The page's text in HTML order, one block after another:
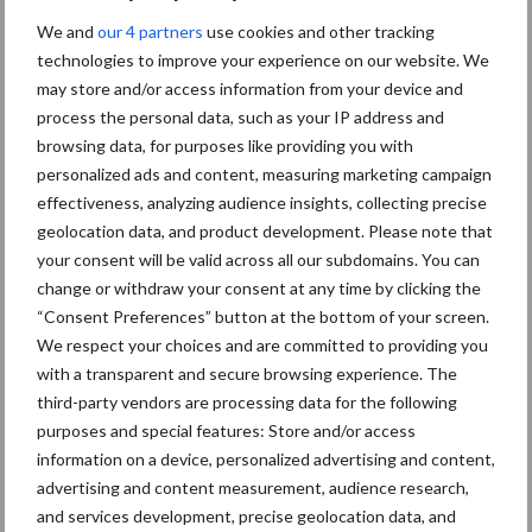
We and our 4 partners use cookies and other tracking
technologies to improve your experience on our website. We
may store and/or access information from your device and
process the personal data, such as your IP address and
browsing data, for purposes like providing you with
personalized ads and content, measuring marketing campaign
effectiveness, analyzing audience insights, collecting precise
geolocation data, and product development. Please note that
your consent will be valid across all our subdomains. You can
change or withdraw your consent at any time by clicking the
“Consent Preferences” button at the bottom of your screen.
We respect your choices and are committed to providing you
with a transparent and secure browsing experience. The
third-party vendors are processing data for the following
purposes and special features: Store and/or access
information on a device, personalized advertising and content,
advertising and content measurement, audience research,
and services development, precise geolocation data, and
Grondstoffenmarkt blijft
geopolitiek houden handel
in de greep
De speenhuid: een vaak
onderschatte risicofactor
voor mastitis
ForFarmers ziet volume en
marktaandeel groeien in
krimpende Nederlandse
markt
Themapagina's